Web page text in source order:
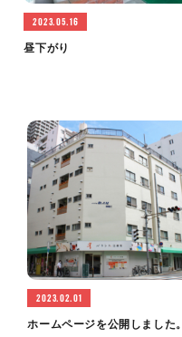
2023.05.16
昼下がり
2023.02.01
ホームページを公開しました。